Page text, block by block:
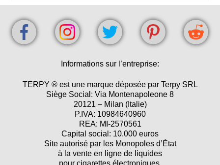
Informations sur l’entreprise:
TERPY ® est une marque déposée par Terpy SRL
Siège Social: Via Montenapoleone 8
20121 – Milan (Italie)
P.IVA: 10984640960
REA: MI-2570561
Capital social: 10.000 euros
Site autorisé par les Monopoles d’État
à la vente en ligne de liquides